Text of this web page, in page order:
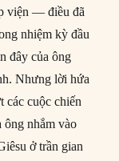
viện — điều đã
nhiệm kỳ đầu
đây của ông
Nhưng lời hứa
các cuộc chiến
ông nhắm vào
ở trần gian